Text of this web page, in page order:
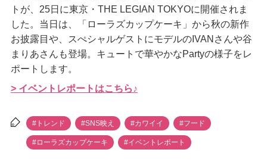
トが、25日に東京・THE LEGIAN TOKYOに開催されま
した。当日は、「ローラズカップケーキ」から秋の新作
お披露目や、スぺシャルゲストにモデルのIVANさんや谷
まりあさんも登場。キュートで華やかなPartyの様子をレ
ポートします。
> イベントレポートはこちら♪
#トレンド #SNS映え #カワイイ #フード
#ローラズカップケーキ #イベントレポート